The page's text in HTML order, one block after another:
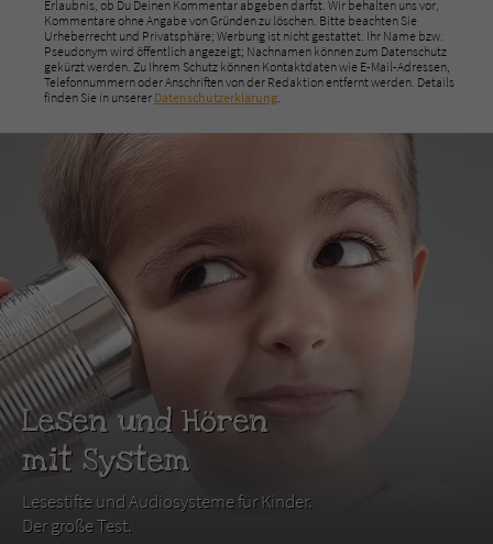
Erlaubnis, ob Du Deinen Kommentar abgeben darfst. Wir behalten uns vor,
Kommentare ohne Angabe von Gründen zu löschen. Bitte beachten Sie
Urheberrecht und Privatsphäre; Werbung ist nicht gestattet. Ihr Name bzw.
Pseudonym wird öffentlich angezeigt; Nachnamen können zum Datenschutz
gekürzt werden. Zu Ihrem Schutz können Kontaktdaten wie E-Mail-Adressen,
Telefonnummern oder Anschriften von der Redaktion entfernt werden. Details
finden Sie in unserer Datenschutzerklärung
Lesen und Hören
mit System
Lesestifte und Audiosysteme für Kinder.
Der große Test.